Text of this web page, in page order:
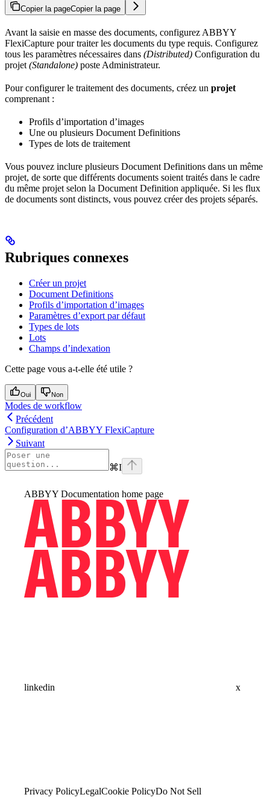
Copier la pageCopier la page
Avant la saisie en masse des documents, configurez ABBYY
FlexiCapture pour traiter les documents du type requis. Configurez
tous les paramètres nécessaires dans (Distributed) Configuration du
projet (Standalone) poste Administrateur.
Pour configurer le traitement des documents, créez un projet
comprenant :
Profils d’importation d’images
Une ou plusieurs Document Definitions
Types de lots de traitement
Vous pouvez inclure plusieurs Document Definitions dans un même
projet, de sorte que différents documents soient traités dans le cadre
du même projet selon la Document Definition appliquée. Si les flux
de documents sont distincts, vous pouvez créer des projets séparés.
Rubriques connexes
Créer un projet
Document Definitions
Profils d’importation d’images
Paramètres d’export par défaut
Types de lots
Lots
Champs d’indexation
Cette page vous a-t-elle été utile ?
Oui Non
Modes de workflow
Précédent
Configuration d’ABBYY FlexiCapture
Suivant
⌘I
ABBYY Documentation home page
linkedin x
Privacy PolicyLegalCookie PolicyDo Not Sell